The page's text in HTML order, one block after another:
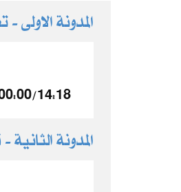
المدونة
/14:18
المدونة